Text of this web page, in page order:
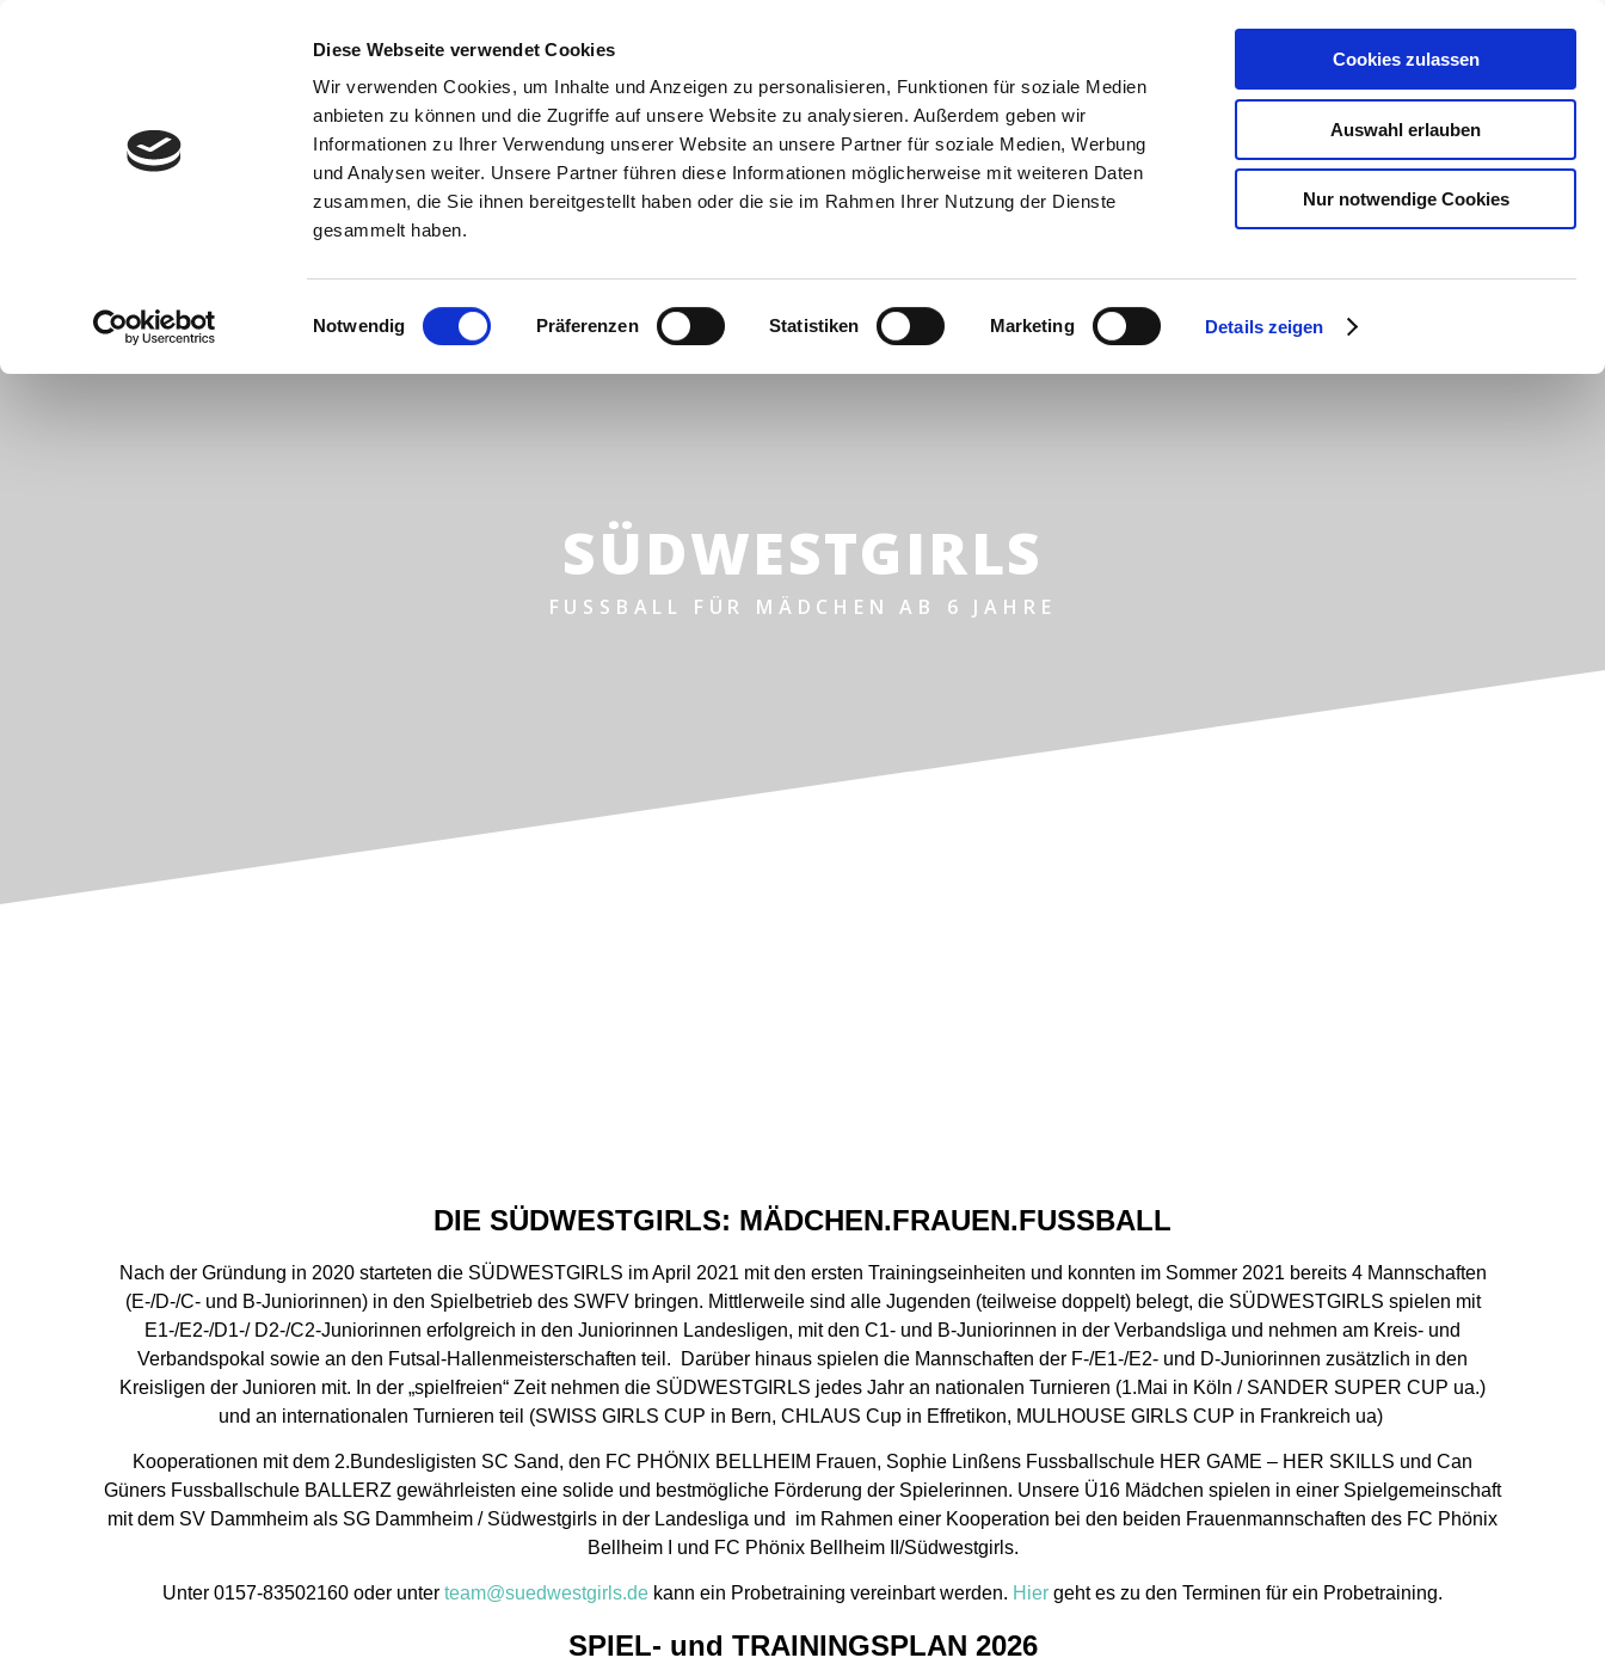
Diese Webseite verwendet Cookies
Wir verwenden Cookies, um Inhalte und Anzeigen zu personalisieren, Funktionen für soziale Medien
anbieten zu können und die Zugriffe auf unsere Website zu analysieren. Außerdem geben wir
Informationen zu Ihrer Verwendung unserer Website an unsere Partner für soziale Medien, Werbung
und Analysen weiter. Unsere Partner führen diese Informationen möglicherweise mit weiteren Daten
zusammen, die Sie ihnen bereitgestellt haben oder die sie im Rahmen Ihrer Nutzung der Dienste
gesammelt haben.
Einwilligungsauswahl
Notwendig Präferenzen Statistiken Marketing Details zeigen
Cookies zulassen
Auswahl erlauben
Nur notwendige Cookies
SÜDWESTGIRLS
FUSSBALL FÜR MÄDCHEN AB 6 JAHRE
DIE SÜDWESTGIRLS: MÄDCHEN.FRAUEN.FUSSBALL
Nach der Gründung in 2020 starteten die SÜDWESTGIRLS im April 2021 mit den ersten Trainingseinheiten und konnten im Sommer 2021 bereits 4 Mannschaften
(E-/D-/C- und B-Juniorinnen) in den Spielbetrieb des SWFV bringen. Mittlerweile sind alle Jugenden (teilweise doppelt) belegt, die SÜDWESTGIRLS spielen mit
E1-/E2-/D1-/ D2-/C2-Juniorinnen erfolgreich in den Juniorinnen Landesligen, mit den C1- und B-Juniorinnen in der Verbandsliga und nehmen am Kreis- und
Verbandspokal sowie an den Futsal-Hallenmeisterschaften teil.
Darüber hinaus spielen die Mannschaften der F-/E1-/E2- und D-Juniorinnen zusätzlich in den
Kreisligen der Junioren mit. In der „spielfreien“ Zeit nehmen die SÜDWESTGIRLS jedes Jahr an nationalen Turnieren (1.Mai in Köln / SANDER SUPER CUP ua.)
und an internationalen Turnieren teil (SWISS GIRLS CUP in Bern, CHLAUS Cup in Effretikon, MULHOUSE GIRLS CUP in Frankreich ua)
Kooperationen mit dem 2.Bundesligisten SC Sand, den FC PHÖNIX BELLHEIM Frauen, Sophie Linßens Fussballschule HER GAME – HER SKILLS und Can
Güners Fussballschule BALLERZ gewährleisten eine solide und bestmögliche Förderung der Spielerinnen. Unsere Ü16 Mädchen spielen in einer Spielgemeinschaft
mit dem SV Dammheim als SG Dammheim / Südwestgirls in der Landesliga und im Rahmen einer Kooperation bei den beiden Frauenmannschaften des FC Phönix
Bellheim I und FC Phönix Bellheim II/Südwestgirls.
Unter 0157-83502160 oder unter team@suedwestgirls.de kann ein Probetraining vereinbart werden. Hier geht es zu den Terminen für ein Probetraining.
SPIEL- und TRAININGSPLAN 2026